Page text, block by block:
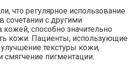
что регулярное использование
сочетании с другими
кожей, способно значительно
кожи. Пациенты, использующие
текстуры кожи,
пигментации.